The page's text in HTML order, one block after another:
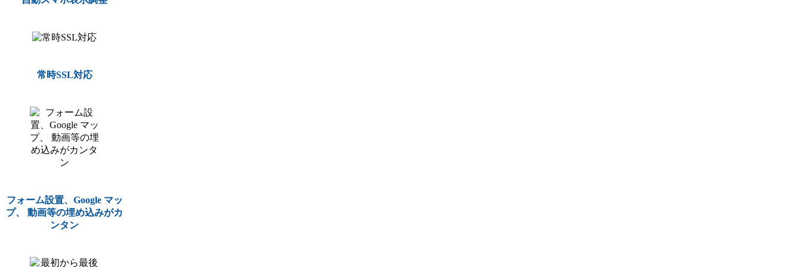
常時SSL対応
フォーム設置、Google マッ
プ、 動画等の埋め込みがカ
ンタン